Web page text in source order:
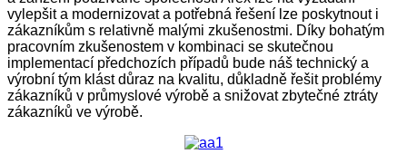
vylepšit a modernizovat a potřebná řešení lze poskytnout i
zákazníkům s relativně malými zkušenostmi. Díky bohatým
pracovním zkušenostem v kombinaci se skutečnou
implementací předchozích případů bude náš technický a
výrobní tým klást důraz na kvalitu, důkladně řešit problémy
zákazníků v průmyslové výrobě a snižovat zbytečné ztráty
zákazníků ve výrobě.